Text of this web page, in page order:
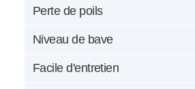
Perte de poils
Niveau de bave
Facile d'entretien